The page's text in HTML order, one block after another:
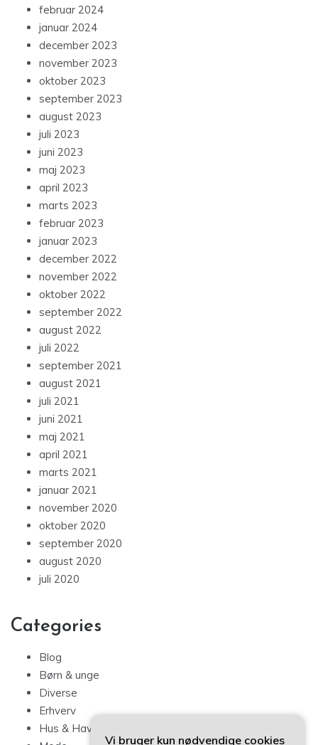
februar 2024
januar 2024
december 2023
november 2023
oktober 2023
september 2023
august 2023
juli 2023
juni 2023
maj 2023
april 2023
marts 2023
februar 2023
januar 2023
december 2022
november 2022
oktober 2022
september 2022
august 2022
juli 2022
september 2021
august 2021
juli 2021
juni 2021
maj 2021
april 2021
marts 2021
januar 2021
november 2020
oktober 2020
september 2020
august 2020
juli 2020
Categories
Blog
Børn & unge
Diverse
Erhverv
Hus & Have
Vi bruger kun nødvendige cookies